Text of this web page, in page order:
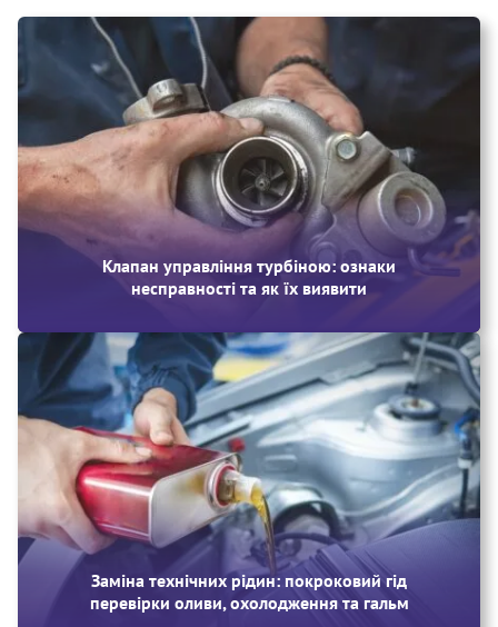
Клапан управління турбіною: ознаки
несправності та як їх виявити
Заміна технічних рідин: покроковий гід
перевірки оливи, охолодження та гальм